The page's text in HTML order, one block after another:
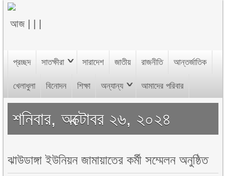
আজ
প্রচ্ছদ সাতক্ষীরা সারাদেশ জাতীয় রাজনীতি আন্তর্জাতিক
খেলাধুলা বিনোদন শিক্ষা অন্যান্য আমাদের পরিবার
শনিবার, অক্টোবর ২৬, ২০২৪
ঝাউডাঙ্গা ইউনিয়ন জামায়াতের কর্মী সম্মেলন অনুষ্ঠিত